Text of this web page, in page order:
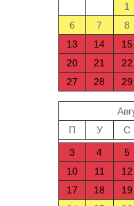
1
6
7 8
13
14 15
20
21 22
27
28 29
П
У С
3
4 5
10
11 12
17
18 19